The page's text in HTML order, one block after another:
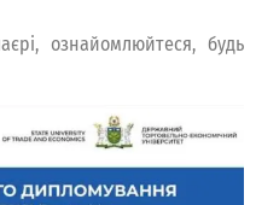
ознайомлюйтеся, будь